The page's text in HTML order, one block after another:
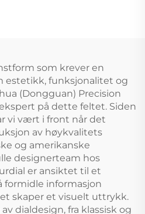
som krever en
estetikk, funksjonalitet og
(Dongguan) Precision
på dette feltet. Siden
vi vært i front når det
av høykvalitets
og amerikanske
designerteam hos
er ansiktet til et
formidle informasjon
skaper et visuelt uttrykk.
dialdesign, fra klassisk og